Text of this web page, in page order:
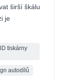
širší škálu
je
tiskárny
autodílů